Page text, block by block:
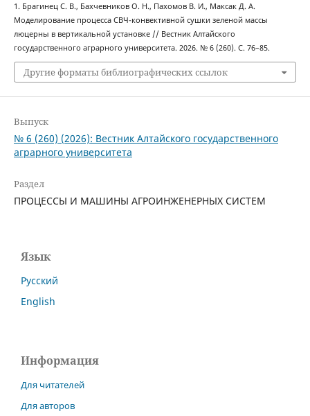
1. Брагинец С. В., Бахчевников О. Н., Пахомов В. И., Максак Д. А.
Моделирование процесса СВЧ-конвективной сушки зеленой массы
люцерны в вертикальной установке // Вестник Алтайского
государственного аграрного университета. 2026. № 6 (260). С. 76–85.
Другие форматы библиографических ссылок
Выпуск
№ 6 (260) (2026): Вестник Алтайского государственного
аграрного университета
Раздел
ПРОЦЕССЫ И МАШИНЫ АГРОИНЖЕНЕРНЫХ СИСТЕМ
Язык
Русский
English
Информация
Для читателей
Для авторов